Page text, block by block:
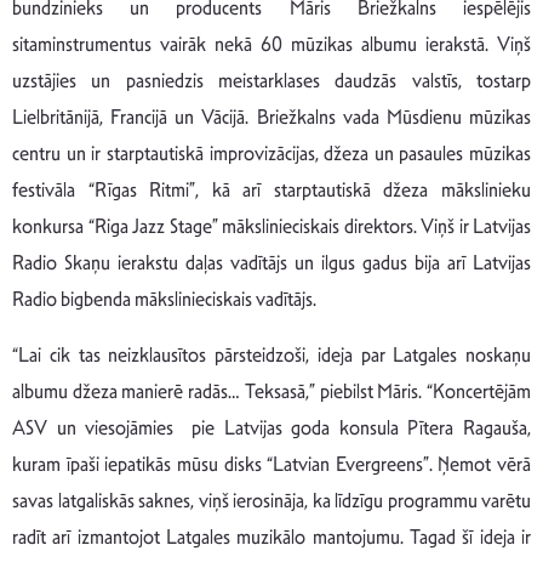
bundzinieks un producents Māris Briežkalns iespēlējis
sitaminstrumentus vairāk nekā 60 mūzikas albumu ierakstā. Viņš
uzstājies un pasniedzis meistarklases daudzās valstīs, tostarp
Lielbritānijā, Francijā un Vācijā. Briežkalns vada Mūsdienu mūzikas
centru un ir starptautiskā improvizācijas, džeza un pasaules mūzikas
festivāla “Rīgas Ritmi”, kā arī starptautiskā džeza mākslinieku
konkursa “Riga Jazz Stage” mākslinieciskais direktors. Viņš ir Latvijas
Radio Skaņu ierakstu daļas vadītājs un ilgus gadus bija arī Latvijas
Radio bigbenda mākslinieciskais vadītājs.
“Lai cik tas neizklausītos pārsteidzoši, ideja par Latgales noskaņu
albumu džeza manierē radās… Teksasā,” piebilst Māris. “Koncertējām
ASV un viesojāmies pie Latvijas goda konsula Pītera Ragauša,
kuram īpaši iepatikās mūsu disks “Latvian Evergreens”. Ņemot vērā
savas latgaliskās saknes, viņš ierosināja, ka līdzīgu programmu varētu
radīt arī izmantojot Latgales muzikālo mantojumu. Tagad šī ideja ir